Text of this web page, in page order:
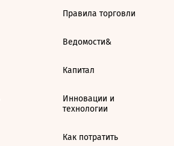
Правила торговли
Ведомости&
Капитал
Инновации и
технологии
Как потратить